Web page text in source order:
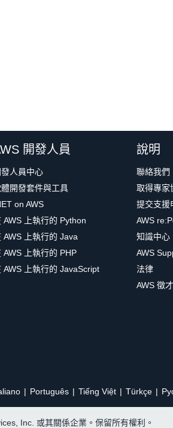
開發人員
發人員中心
開發套件與工具
on AWS
AWS 上執行的 Python
AWS 上執行的 Java
AWS 上執行的 PHP
AWS 上執行的 JavaScript
說明
聯絡我們
取得專家
提交支援
AWS
知識中心
AWS
法律
AWS 徵才
Português Tiếng Việt Türkçe
Inc. 或其關係企業。保留所有權利。